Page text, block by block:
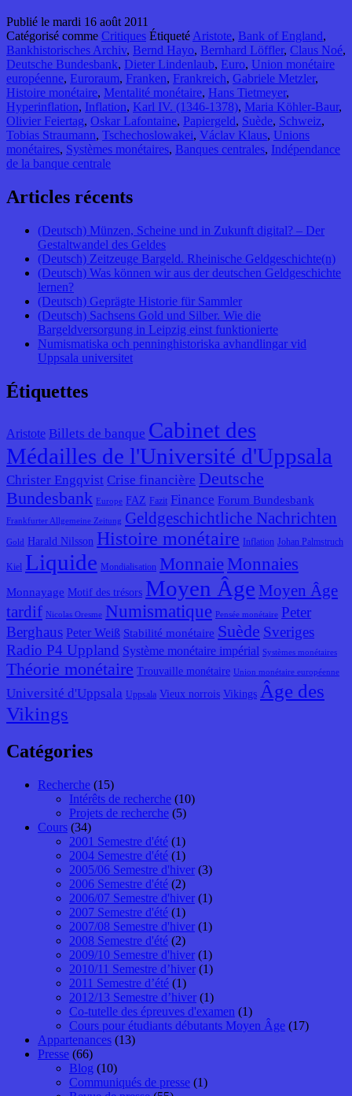
Publié le mardi 16 août 2011
Catégorisé comme Critiques Étiqueté Aristote, Bank of England,
Bankhistorisches Archiv, Bernd Hayo, Bernhard Löffler, Claus Noé,
Deutsche Bundesbank, Dieter Lindenlaub, Euro, Union monétaire
européenne, Euroraum, Franken, Frankreich, Gabriele Metzler,
Histoire monétaire, Mentalité monétaire, Hans Tietmeyer,
Hyperinflation, Inflation, Karl IV. (1346-1378), Maria Köhler-Baur,
Olivier Feiertag, Oskar Lafontaine, Papiergeld, Suède, Schweiz,
Tobias Straumann, Tschechoslowakei, Václav Klaus, Unions
monétaires, Systèmes monétaires, Banques centrales, Indépendance
de la banque centrale
Articles récents
(Deutsch) Münzen, Scheine und in Zukunft digital? – Der
Gestaltwandel des Geldes
(Deutsch) Zeitzeuge Bargeld. Rheinische Geldgeschichte(n)
(Deutsch) Was können wir aus der deutschen Geldgeschichte
lernen?
(Deutsch) Geprägte Historie für Sammler
(Deutsch) Sachsens Gold und Silber. Wie die
Bargeldversorgung in Leipzig einst funktionierte
Numismatiska och penninghistoriska avhandlingar vid
Uppsala universitet
Étiquettes
Aristote Billets de banque Cabinet des
Médailles de l'Université d'Uppsala
Christer Engqvist Crise financière Deutsche
Bundesbank
Europe FAZ Fazit Finance Forum Bundesbank
Frankfurter Allgemeine Zeitung Geldgeschichtliche Nachrichten
Gold Harald Nilsson Histoire monétaire Inflation Johan Palmstruch
Kiel Liquide Mondialisation Monnaie Monnaies
Monnayage Motif des trésors Moyen Âge Moyen Âge
tardif Nicolas Oresme Numismatique Pensée monétaire Peter
Berghaus Peter Weiß Stabilité monétaire Suède Sveriges
Radio P4 Uppland Système monétaire impérial Systèmes monétaires
Théorie monétaire Trouvaille monétaire Union monétaire européenne
Université d'Uppsala Uppsala Vieux norrois Vikings Âge des
Vikings
Catégories
Recherche (15)
Intérêts de recherche (10)
Projets de recherche (5)
Cours (34)
2001 Semestre d'été (1)
2004 Semestre d'été (1)
2005/06 Semestre d'hiver (3)
2006 Semestre d'été (2)
2006/07 Semestre d'hiver (1)
2007 Semestre d'été (1)
2007/08 Semestre d'hiver (1)
2008 Semestre d'été (2)
2009/10 Semestre d'hiver (1)
2010/11 Semestre d’hiver (1)
2011 Semestre d’été (1)
2012/13 Semestre d’hiver (1)
Co-tutelle des épreuves d'examen (1)
Cours pour étudiants débutants Moyen Âge (17)
Appartenances (13)
Presse (66)
Blog (10)
Communiqués de presse (1)